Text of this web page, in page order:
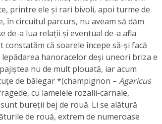
printre ele și rari bivoli, apoi turme de
în circuitul parcurs, nu aveam să dăm
de-a lua relații și eventual de-a afla
că soarele începe să-și facă
hanoracelor deși uneori briza e
nu de mult plouată, iar acum
de bălegar *(champignon – Agaricus
cu lamelele rozalii-carnale,
bureții bej de rouă. Li se alătură
de rouă, extrem de numeroase